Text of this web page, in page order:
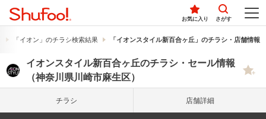
お気に入り さがす
「イオン」のチラシ検索結果 「イオンスタイル新百合ヶ丘」のチラシ・店舗情報
イオンスタイル新百合ヶ丘のチラシ・セール情報
（神奈川県川崎市麻生区）
チラシ 店舗詳細